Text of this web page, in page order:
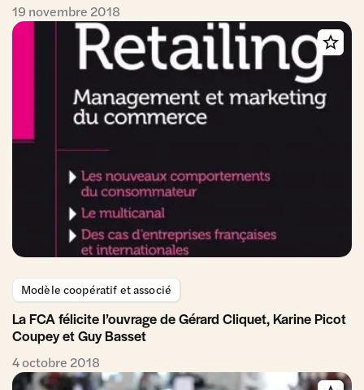
19 novembre 2018
Modèle coopératif et associé
La FCA félicite l’ouvrage de Gérard Cliquet, Karine Picot
Coupey et Guy Basset
4 octobre 2018